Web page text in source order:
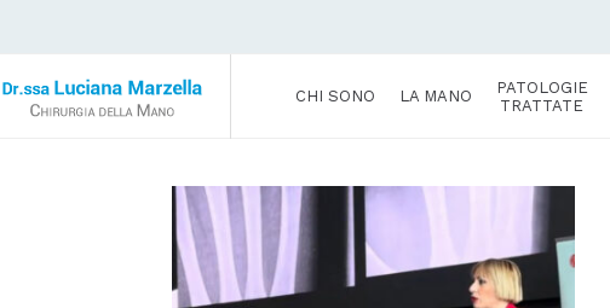
CHI SONO LA MANO
PATOLOGIE
TRATTATE